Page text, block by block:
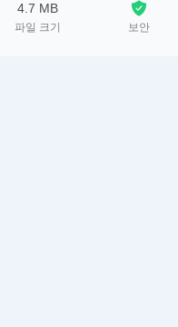
4.7 MB
파일 크기 보안